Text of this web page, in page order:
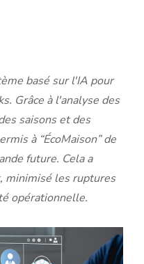
basé sur l'IA pour
Grâce à l'analyse des
saisons et des
à “ÉcoMaison” de
future. Cela a
minimisé les ruptures
opérationnelle.